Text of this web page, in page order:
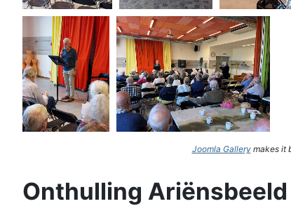
Joomla Gallerymakes it
Onthulling